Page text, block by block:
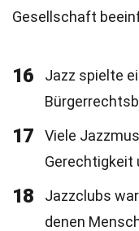
Gesellschaft
16
Jazz spielte
17
Viele
Gerechtigkeit
18
Jazzclubs
denen